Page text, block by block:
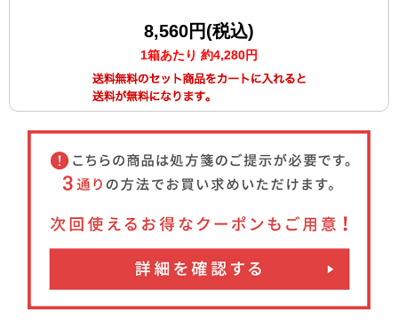
8,560円(税込)
1箱あたり 約4,280円